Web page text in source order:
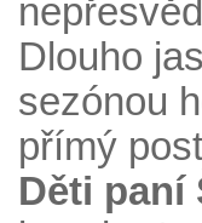
Dlouho
sezónou
přímý
Děti paní